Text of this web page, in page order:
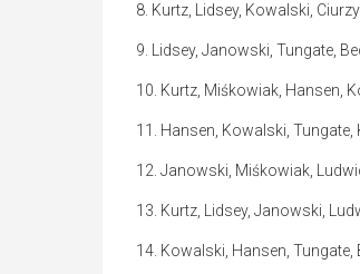
8. Kurtz, Lidsey, Kowalski,
9. Lidsey, Janowski, Tungate,
10. Kurtz, Miśkowiak, Hansen,
11. Hansen, Kowalski,
12. Janowski, Miśkowiak,
13. Kurtz, Lidsey, Janowski,
14. Kowalski, Hansen, Tungate,